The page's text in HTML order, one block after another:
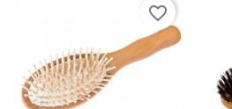
favorite_border